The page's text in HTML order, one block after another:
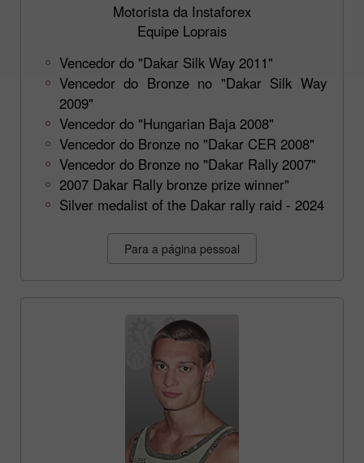
Motorista da Instaforex
Equipe Loprais
Vencedor do "Dakar Silk Way 2011"
Vencedor do Bronze no "Dakar Silk Way
2009"
Vencedor do "Hungarian Baja 2008"
Vencedor do Bronze no "Dakar CER 2008"
Vencedor do Bronze no "Dakar Rally 2007"
2007 Dakar Rally bronze prize winner"
Silver medalist of the Dakar rally raid - 2024
Para a página pessoal